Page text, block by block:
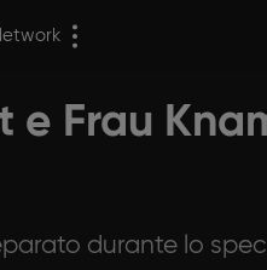
e Frau
durante lo